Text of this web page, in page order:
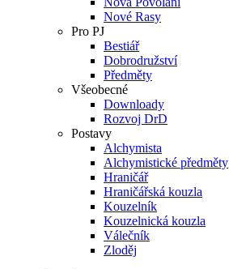
Nové Rasy
Pro PJ
Bestiář
Dobrodružství
Předměty
Všeobecné
Downloady
Rozvoj DrD
Postavy
Alchymista
Alchymistické předměty
Hraničář
Hraničářská kouzla
Kouzelník
Kouzelnická kouzla
Válečník
Zloděj